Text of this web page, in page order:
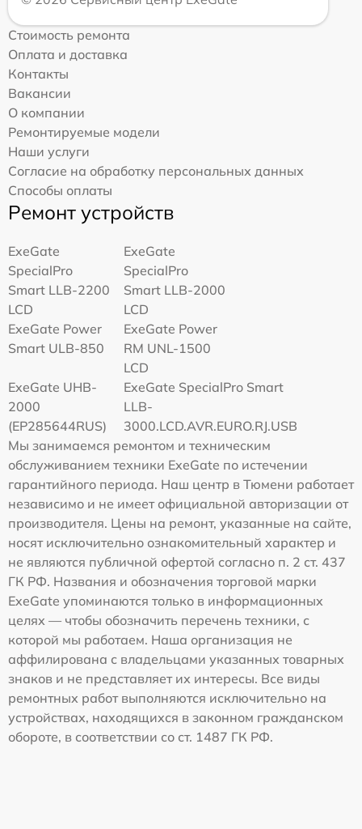
Стоимость ремонта
Оплата и доставка
Контакты
Вакансии
О компании
Ремонтируемые модели
Наши услуги
Согласие на обработку персональных данных
Способы оплаты
Ремонт устройств
ExeGate
SpecialPro
Smart LLB-2200
LCD
ExeGate
SpecialPro
Smart LLB-2000
LCD
ExeGate Power
Smart ULB-850
ExeGate Power
RM UNL-1500
LCD
ExeGate UHB-
2000
(EP285644RUS)
ExeGate SpecialPro Smart
LLB-
3000.LCD.AVR.EURO.RJ.USB
Мы занимаемся ремонтом и техническим
обслуживанием техники ExeGate по истечении
гарантийного периода. Наш центр в Тюмени работает
независимо и не имеет официальной авторизации от
производителя. Цены на ремонт, указанные на сайте,
носят исключительно ознакомительный характер и
не являются публичной офертой согласно п. 2 ст. 437
ГК РФ. Названия и обозначения торговой марки
ExeGate упоминаются только в информационных
целях — чтобы обозначить перечень техники, с
которой мы работаем. Наша организация не
аффилирована с владельцами указанных товарных
знаков и не представляет их интересы. Все виды
ремонтных работ выполняются исключительно на
устройствах, находящихся в законном гражданском
обороте, в соответствии со ст. 1487 ГК РФ.